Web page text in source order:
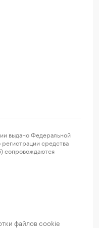
выдано Федеральной
средства
сопровождаются
файлов cookie